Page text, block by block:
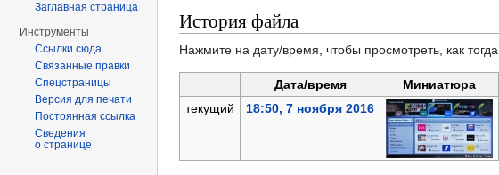
История файла
Нажмите на дату/время, чтобы просмотреть, как
Дата/время Миниатюра
текущий
18:50, 7 ноября 2016
Заглавная страница
Инструменты
Ссылки сюда
Связанные правки
Спецстраницы
Версия для печати
Постоянная ссылка
Сведения
о странице